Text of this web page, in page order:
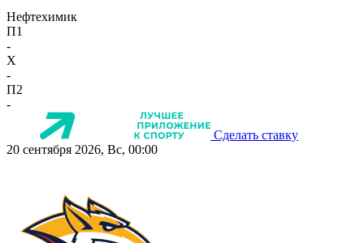
Нефтехимик
П1
-
X
-
П2
-
Сделать ставку
20 сентября 2026, Вс, 00:00